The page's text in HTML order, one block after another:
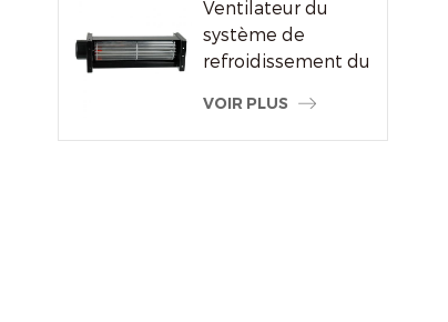
Ventilateur du
système de
refroidissement du
transversal du
moteur électrique
VOIR PLUS